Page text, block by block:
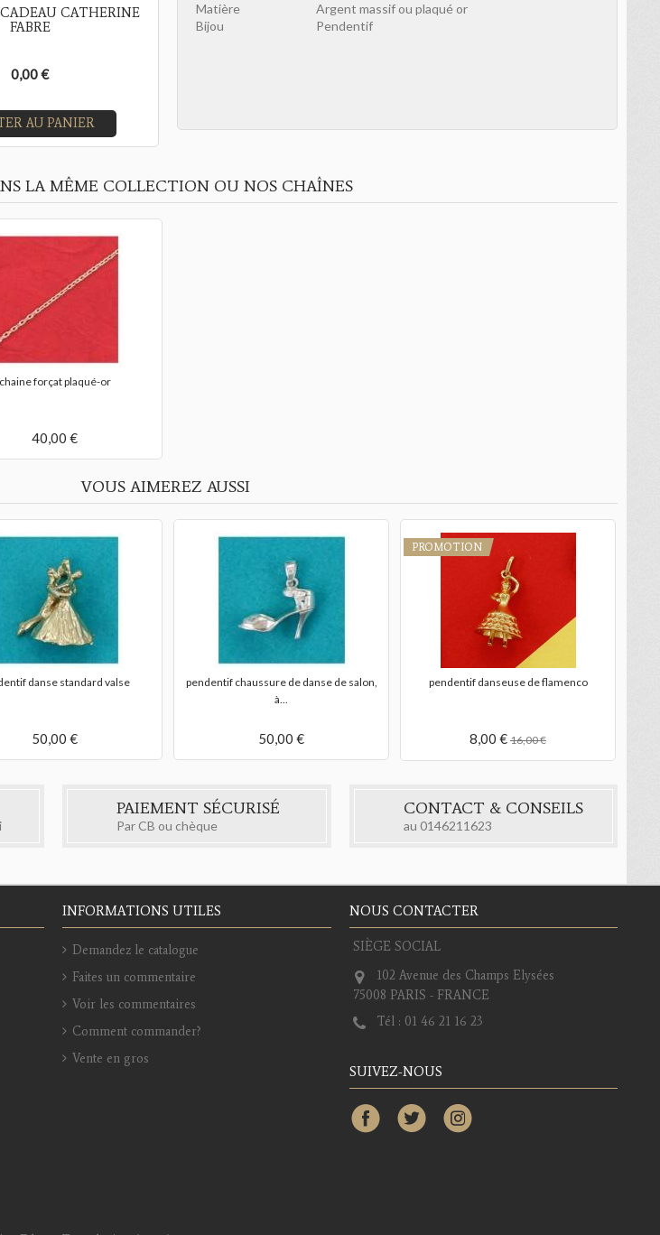
CATHERINE
FABRE
0,00 €
AU PANIER
Matière
Argent massif ou plaqué or
Bijou
Pendentif
LA MÊME COLLECTION OU NOS CHAÎNES
chaine forçat plaqué-or
40,00 €
VOUS AIMEREZ AUSSI
danse standard valse
50,00 €
pendentif chaussure de danse de salon,
à...
50,00 €
PROMOTION
pendentif danseuse de flamenco
8,00 € 16,00 €
PAIEMENT SÉCURISÉ
Par CB ou chèque
CONTACT & CONSEILS
au 0146211623
INFORMATIONS UTILES
Demandez le catalogue
Faites un commentaire
Voir les commentaires
Comment commander?
Vente en gros
NOUS CONTACTER
SIÈGE SOCIAL
102 Avenue des Champs Elysées
75008 PARIS - FRANCE
Tél : 01 46 21 16 23
SUIVEZ-NOUS